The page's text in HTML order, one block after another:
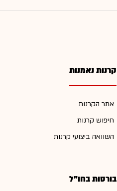
קרנות נאמנות
אתר הקרנות
חיפוש קרנות
השוואה ביצועי קרנות
בורסות בחו"ל